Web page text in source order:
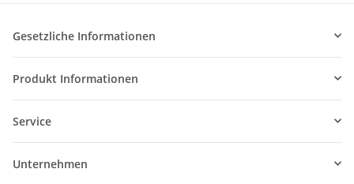
Gesetzliche Informationen
Produkt Informationen
Service
Unternehmen